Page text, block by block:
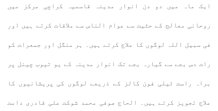
ایک ماہ میں دو دن انوار مدینہ قاسمیہ کراچی مرکز میں
روحانی معالج کے حثیت سے عوام الناس سے ملاقات کرتے ہیں اور
فی سبیل اللہ لوگوں کا علاج کرتے ہیں۔ ہر منگل اور جمعرات کو
رات دس بجے سے گیارہ بجے تک انوار مدینہ کے یو ٹیوب چینل پر
براہ راست ٹیلی فون کالز کے ذریعے لوگوں کی پریشانیوں کا
علاج تجویز کرتے ہیں۔ الحاج صوفی محمد شوکت علی قادری دامت